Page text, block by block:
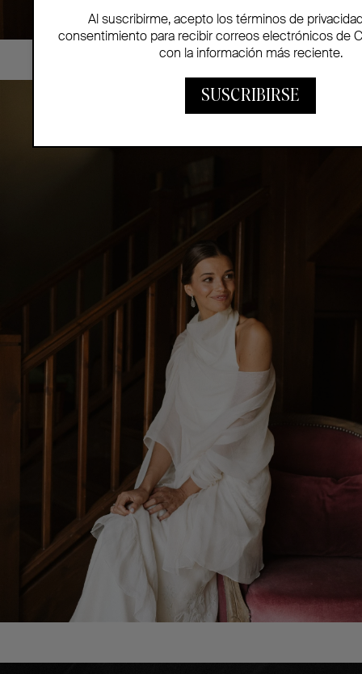
Al suscribirme, acepto los términos de
consentimiento para recibir correos electrónicos de
con la información más reciente.
SUSCRIBIRSE